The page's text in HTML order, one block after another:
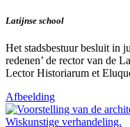
Latijnse school
Het stadsbestuur besluit in
redenen’ de rector van de
Lector Historiarum et
Afbeelding